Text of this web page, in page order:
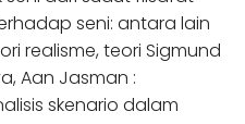
seni: antara lain
realisme, teori Sigmund
Aan Jasman :
skenario dalam